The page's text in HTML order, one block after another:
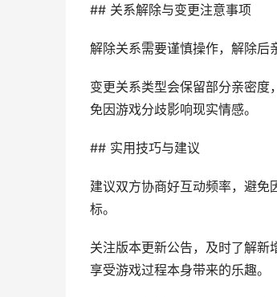
## 关系解除与变更注意事项
解除关系需要谨慎操作，解除后
变更关系类型会保留部分亲密
免因游戏分歧影响现实情感。
## 实用技巧与建议
建议双方协商好互动频率，避免
标。
关注版本更新公告，及时了解新
享受游戏过程本身带来的乐趣。